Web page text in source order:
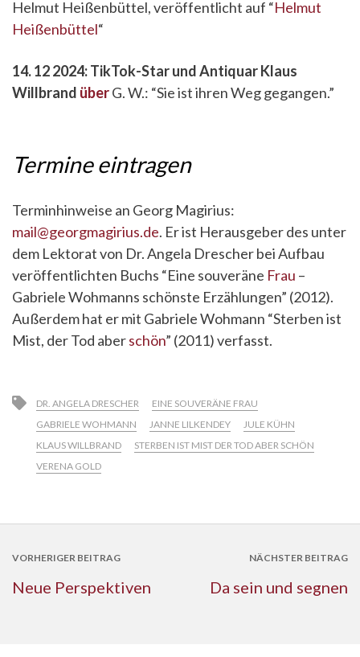
Helmut Heißenbüttel, veröffentlicht auf “Helmut
Heißenbüttel“
14. 12 2024: TikTok-Star und Antiquar Klaus
Willbrand überG. W.: “Sie ist ihren Weg gegangen.”
Termine eintragen
Terminhinweise an Georg Magirius:
mail@georgmagirius.de. Er ist Herausgeber des unter
dem Lektorat von Dr. Angela Drescher bei Aufbau
veröffentlichten Buchs “Eine souveräne Frau –
Gabriele Wohmanns schönste Erzählungen” (2012).
Außerdem hat er mit Gabriele Wohmann “Sterben ist
Mist, der Tod aberschön” (2011) verfasst.
DR. ANGELA DRESCHER
EINE SOUVERÄNE FRAU
GABRIELE WOHMANN
JANNE LILKENDEY
JULE KÜHN
KLAUS WILLBRAND
STERBEN IST MIST DER TOD ABER SCHÖN
VERENA GOLD
VORHERIGER BEITRAG
Neue Perspektiven
NÄCHSTER BEITRAG
Da sein und segnen